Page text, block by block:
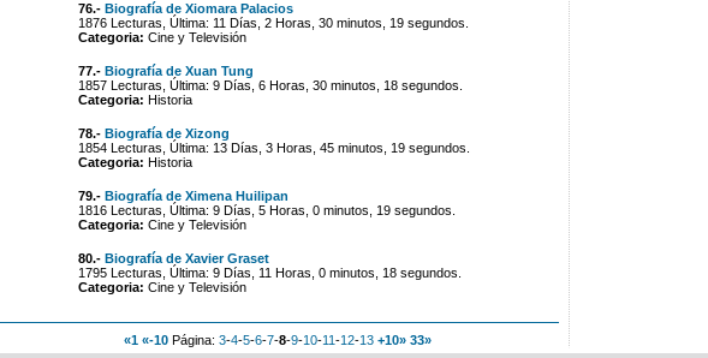
76.- Biografía de Xiomara Palacios
1876 Lecturas, Última: 11 Días, 2 Horas, 30 minutos, 19 segundos.
Categoria: Cine y Televisión
77.- Biografía de Xuan Tung
1857 Lecturas, Última: 9 Días, 6 Horas, 30 minutos, 18 segundos.
Categoria: Historia
78.- Biografía de Xizong
1854 Lecturas, Última: 13 Días, 3 Horas, 45 minutos, 19 segundos.
Categoria: Historia
79.- Biografía de Ximena Huilipan
1816 Lecturas, Última: 9 Días, 5 Horas, 0 minutos, 19 segundos.
Categoria: Cine y Televisión
80.- Biografía de Xavier Graset
1795 Lecturas, Última: 9 Días, 11 Horas, 0 minutos, 18 segundos.
Categoria: Cine y Televisión
«1 «-10 Página: 3-4-5-6-7-8-9-10-11-12-13 +10» 33»